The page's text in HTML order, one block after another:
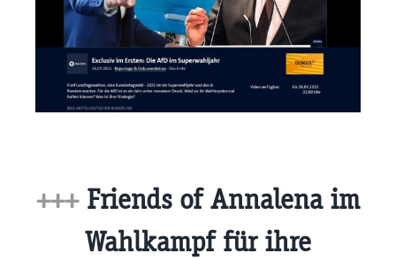
+++Friends of Annalena im
Wahlkampf für ihre